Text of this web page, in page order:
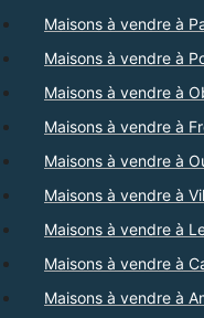
Maisons à vendre à
Maisons à vendre à
Maisons à vendre à
Maisons à vendre à
Maisons à vendre à
Maisons à vendre à
Maisons à vendre à
Maisons à vendre à
Maisons à vendre à